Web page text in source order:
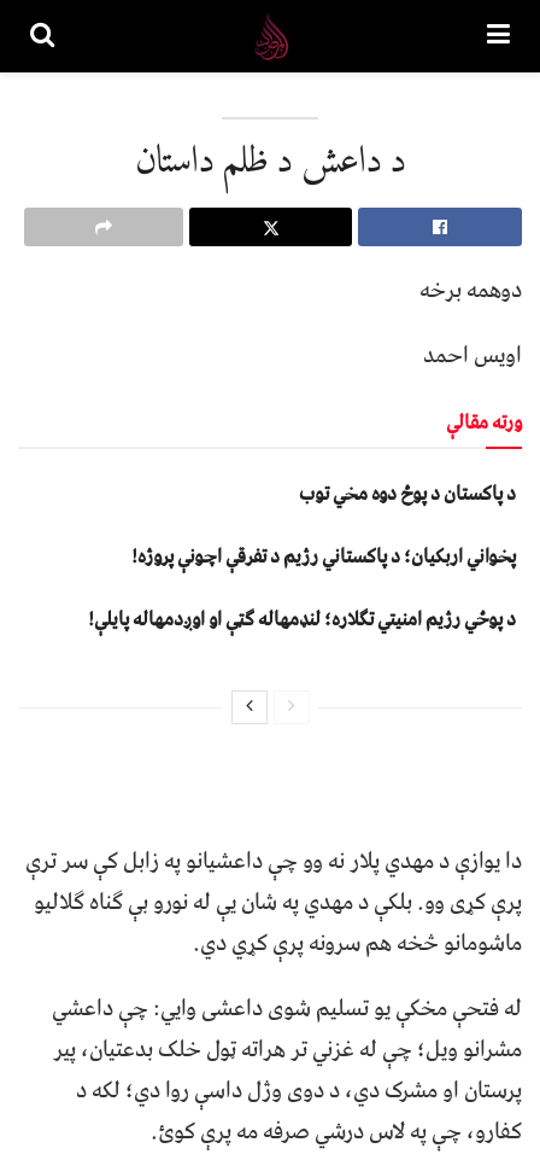
د داعش د ظلم داستان
دوهمه برخه
اویس احمد
ورته مقالې
د پاکستان د پوځ دوه مخي توب
پخواني اربکیان؛ د پاکستاني رژیم د تفرقې اچونې پروژه!
د پوځي رژیم امنیتي تګلاره؛ لنډمهاله ګټې او اوږدمهاله پایلې!
دا يواﺯې د مهدي پلار نه وو چې داعشيانو په ﺯابل کې سر ترې
پرې کړی وو. بلکې د مهدي په شان یې له نورو بې ګناه ګلاليو
ماشومانو څخه هم سرونه پرې کړي دي.
له فتحې مخکې يو تسليم شوى داعشی وايي: چې داعشي
مشرانو ويل؛ چې له غزني تر هراته ټول خلک بدعتيان، پير
پرستان او مشرک دي، د دوی وژل داسې روا دي؛ لکه د
کفارو، چې په لاس درشي صرفه مه پرې کوئ.